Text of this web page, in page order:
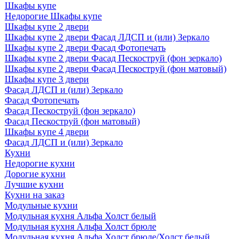
Шкафы купе
Недорогие Шкафы купе
Шкафы купе 2 двери
Шкафы купе 2 двери Фасад ЛДСП и (или) Зеркало
Шкафы купе 2 двери Фасад Фотопечать
Шкафы купе 2 двери Фасад Пескоструй (фон зеркало)
Шкафы купе 2 двери Фасад Пескоструй (фон матовый)
Шкафы купе 3 двери
Фасад ЛДСП и (или) Зеркало
Фасад Фотопечать
Фасад Пескоструй (фон зеркало)
Фасад Пескоструй (фон матовый)
Шкафы купе 4 двери
Фасад ЛДСП и (или) Зеркало
Кухни
Недорогие кухни
Дорогие кухни
Лучшие кухни
Кухни на заказ
Модульные кухни
Модульная кухня Альфа Холст белый
Модульная кухня Альфа Холст брюле
Модульная кухня Альфа Холст брюле/Холст белый